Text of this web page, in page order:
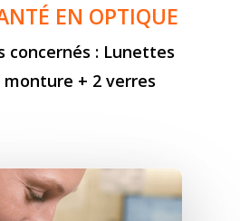
EN OPTIQUE
concernés : Lunettes
monture + 2 verres